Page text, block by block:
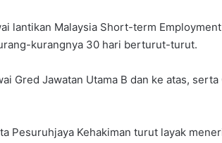
lantikan Malaysia Short-term
kurangnya 30 hari berturut-turut.
Jawatan Utama B dan ke atas,
Kehakiman turut layak